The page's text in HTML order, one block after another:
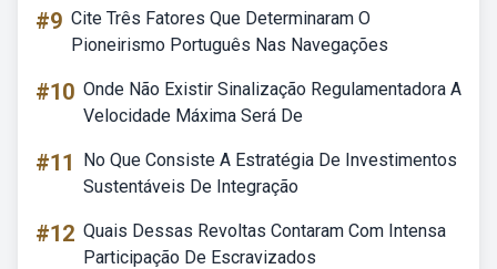
#9 Cite Três Fatores Que Determinaram O
Pioneirismo Português Nas Navegações
#10 Onde Não Existir Sinalização Regulamentadora A
Velocidade Máxima Será De
#11
No Que Consiste A Estratégia De Investimentos
Sustentáveis De Integração
#12 Quais Dessas Revoltas Contaram Com Intensa
Participação De Escravizados